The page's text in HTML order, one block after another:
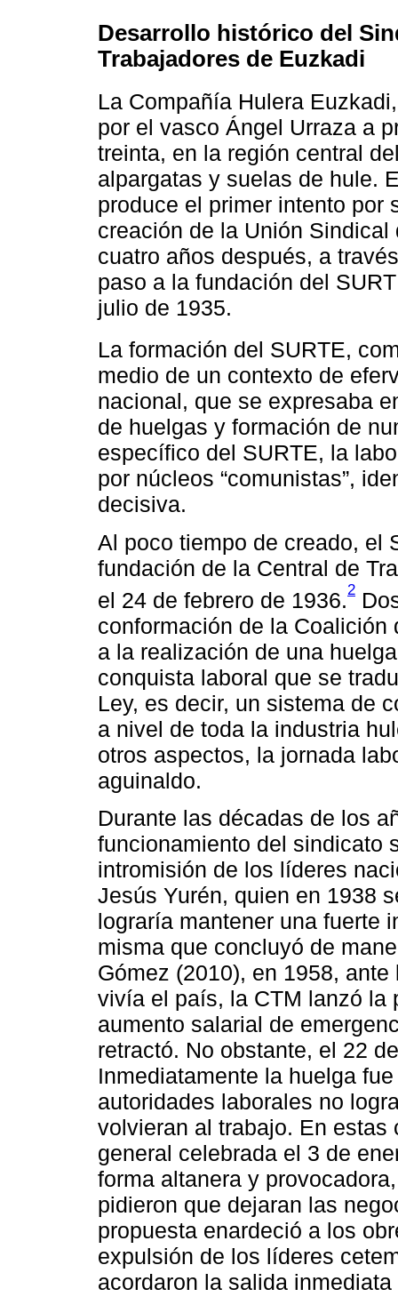
Desarrollo histórico del
Trabajadores de Euzkadi
La Compañía Hulera
por el vasco Ángel Urraza a
treinta, en la región central
alpargatas y suelas de hule.
produce el primer intento por
creación de la Unión
cuatro años después, a
paso a la fundación del
julio de 1935.
La formación del SURTE,
medio de un contexto de
nacional, que se expresaba
de huelgas y formación de
específico del SURTE, la
por núcleos “comunistas”,
decisiva.
Al poco tiempo de creado, el
fundación de la Central de
el 24 de febrero de 1936.2
conformación de la
a la realización de una
conquista laboral que se
Ley, es decir, un sistema de
a nivel de toda la industria
otros aspectos, la jornada
aguinaldo.
Durante las décadas de los
funcionamiento del sindicato
intromisión de los líderes
Jesús Yurén, quien en 1938
lograría mantener una fuerte
misma que concluyó de
Gómez (2010), en 1958,
vivía el país, la CTM lanzó la
aumento salarial de
retractó. No obstante, el 22
Inmediatamente la huelga
autoridades laborales no
volvieran al trabajo. En
general celebrada el 3 de
forma altanera y
pidieron que dejaran las
propuesta enardeció a los
expulsión de los líderes
acordaron la salida